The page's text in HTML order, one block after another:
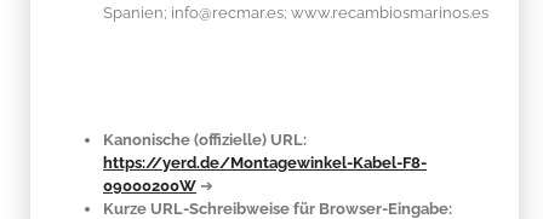
Spanien; info@recmar.es; www.recambiosmarinos.es
Kanonische (offizielle) URL:
https://yerd.de/Montagewinkel-Kabel-F8-
09000200W ➔
Kurze URL-Schreibweise für Browser-Eingabe: